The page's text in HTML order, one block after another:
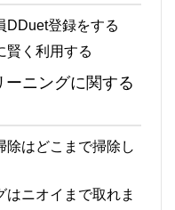
DDuet登録をする
賢く利用する
ーニングに関する
除はどこまで掃除し
はニオイまで取れま